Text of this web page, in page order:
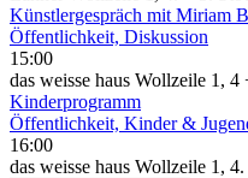
Künstlergespräch mit Miriam
Öffentlichkeit, Diskussion
15:00
das weisse haus Wollzeile 1,
Kinderprogramm
Öffentlichkeit, Kinder &
16:00
das weisse haus Wollzeile 1,